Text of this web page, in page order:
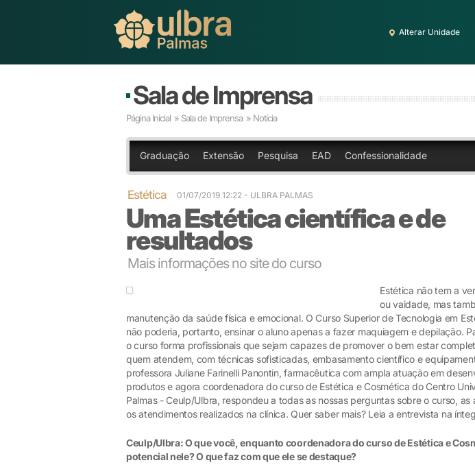
Alterar Unidade
Sala de Imprensa
Página Inicial » Sala de Imprensa » Notícia
Graduação Extensão Pesquisa EAD Confessionalidade
Estética 01/07/2019 12:22 - ULBRA PALMAS
Uma Estética científica e de
resultados
Mais informações no site do curso
Estética não tem a
ou vaidade, mas
manutenção da saúde física e emocional. O Curso Superior de Tecnologia em
não poderia, portanto, ensinar o aluno apenas a fazer maquiagem e depilação.
o curso forma profissionais que sejam capazes de promover o bem estar
quem atendem, com técnicas sofisticadas, embasamento científico e
professora Juliane Farinelli Panontin, farmacêutica com ampla atuação em
produtos e agora coordenadora do curso de Estética e Cosmética do Centro
Palmas - Ceulp/Ulbra, respondeu a todas as nossas perguntas sobre o curso, as
os atendimentos realizados na clínica. Quer saber mais? Leia a entrevista na
Ceulp/Ulbra: O que você, enquanto coordenadora do curso de Estética e
potencial nele? O que faz com que ele se destaque?